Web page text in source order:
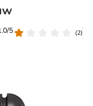
5
(2)